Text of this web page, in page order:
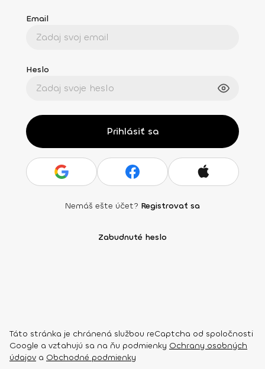
Email
Heslo
Prihlásiť sa
Nemáš ešte účet? Registrovať sa
Zabudnuté heslo
Táto stránka je chránená službou reCaptcha od spoločnosti
Google a vzťahujú sa na ňu podmienky Ochrany osobných
údajov a Obchodné podmienky